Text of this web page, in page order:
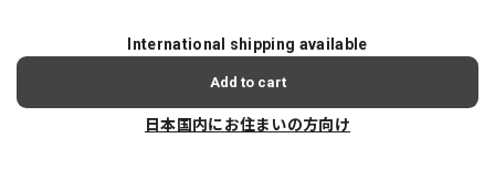
International shipping available
Add to cart
日本国内にお住まいの方向け